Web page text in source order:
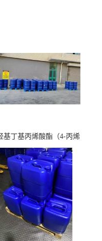
基丁基丙烯酸酯（4-丙烯
酸羟丁酯）